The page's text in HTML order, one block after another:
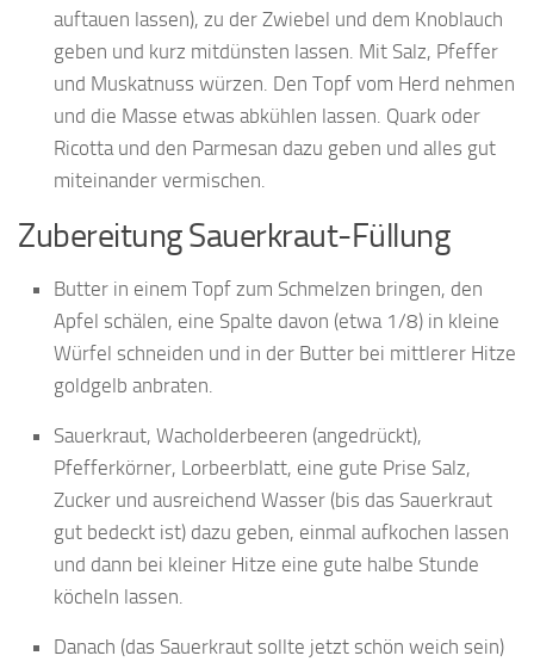
auftauen lassen), zu der Zwiebel und dem Knoblauch
geben und kurz mitdünsten lassen. Mit Salz, Pfeffer
und Muskatnuss würzen. Den Topf vom Herd nehmen
und die Masse etwas abkühlen lassen. Quark oder
Ricotta und den Parmesan dazu geben und alles gut
miteinander vermischen.
Zubereitung Sauerkraut-Füllung
Butter in einem Topf zum Schmelzen bringen, den
Apfel schälen, eine Spalte davon (etwa 1/8) in kleine
Würfel schneiden und in der Butter bei mittlerer Hitze
goldgelb anbraten.
Sauerkraut, Wacholderbeeren (angedrückt),
Pfefferkörner, Lorbeerblatt, eine gute Prise Salz,
Zucker und ausreichend Wasser (bis das Sauerkraut
gut bedeckt ist) dazu geben, einmal aufkochen lassen
und dann bei kleiner Hitze eine gute halbe Stunde
köcheln lassen.
Danach (das Sauerkraut sollte jetzt schön weich sein)